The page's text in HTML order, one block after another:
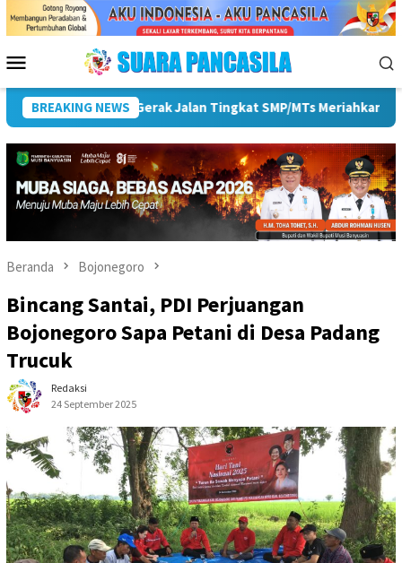
Menu
Mobile
BREAKING NEWS
Pemkot Lubuk Linggau Sosialisasikan Tanda Tangan
Beranda Bojonegoro
Bincang Santai, PDI Perjuangan
Bojonegoro Sapa Petani di Desa Padang
Trucuk
Redaksi
24 September 2025